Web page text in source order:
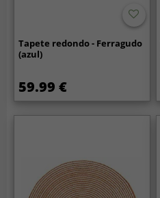
Tapete redondo - Ferragudo
(azul)
59.99 €